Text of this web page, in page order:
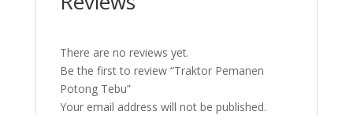
There are no reviews yet.
Be the first to review “Traktor Pemanen
Potong Tebu”
Your email address will not be published.